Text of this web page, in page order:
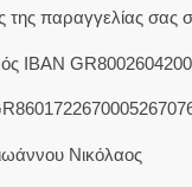
της παραγγελίας
IBAN
Νικόλαος